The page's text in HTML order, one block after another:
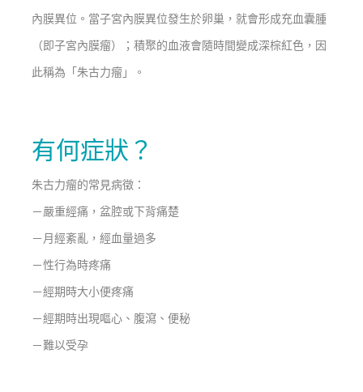
內膜異位。當子宮內膜異位發生於卵巢，就會形成充血囊腫
（即子宮內膜瘤）；積聚的血液會隨時間變成深棕紅色，因
此稱為「朱古力瘤」。
有何症狀？
朱古力瘤的常見病徵：
－嚴重經痛，盆腔或下背痛楚
－月經紊亂，經血量過多
－性行為時疼痛
－經期時大小便疼痛
－經期時出現嘔心、腹瀉、便秘
－難以受孕